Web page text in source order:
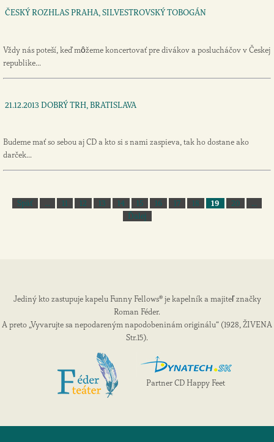
ČESKÝ ROZHLAS PRAHA, SILVESTROVSKÝ TOBOGÁN
Vždy nás poteší, keď môžeme koncertovať pre divákov a poslucháčov v Českej
republike...
21.12.2013 DOBRÝ TRH, BRATISLAVA
Budeme mať so sebou aj CD a kto si s nami zaspieva, tak ho dostane ako
darček...
Späť ... 11 12 13 14 15 16 17 18 19 20
...
Ďalej
Jediný kto zastupuje kapelu Funny Fellows® je kapelník a majiteľ značky
Roman Féder.
A preto „Vyvarujte sa nepodareným napodobeninám originálu“ (1928, ŽIVENA
Str.15).
Partner CD Happy Feet